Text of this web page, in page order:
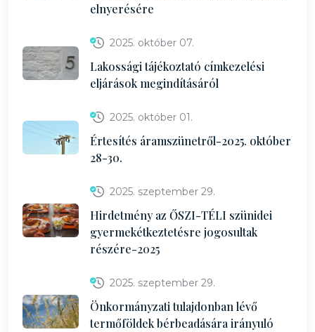
elnyerésére
2025. október 07.
Lakossági tájékoztató címkezelési
eljárások megindításáról
2025. október 01.
Értesítés áramszünetről-2025. október
28-30.
2025. szeptember 29.
Hirdetmény az ŐSZI-TÉLI szünidei
gyermekétkeztetésre jogosultak
részére-2025
2025. szeptember 29.
Önkormányzati tulajdonban lévő
termőföldek bérbeadására irányuló